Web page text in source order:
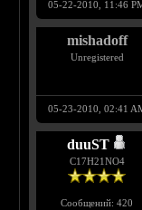
05-22-2010, 11:46
mishadoff
Unregistered
05-23-2010, 02:41
duuST
С17H21NO4
Сообщений: 420